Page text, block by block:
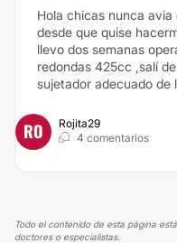
Hola chicas nunca
desde que quise
llevo dos semanas
redondas 425cc ,salí
sujetador adecuado de
RO
Rojita29
4 comentarios
Todo el contenido de esta página
doctores o especialistas.